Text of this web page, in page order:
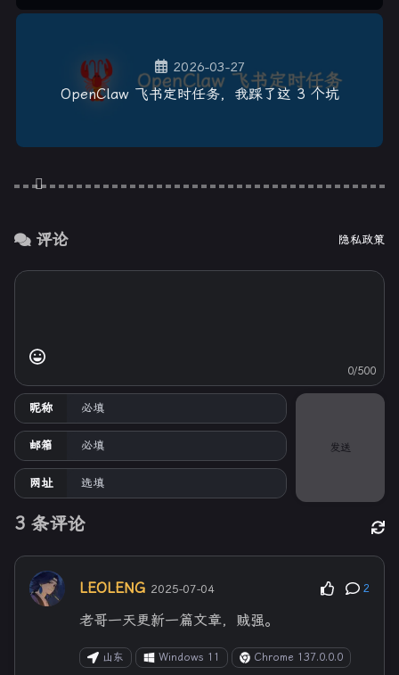
2026-03-27
OpenClaw 飞书定时任务，我踩了这 3 个坑
评论 隐私政策
昵称
邮箱
网址
0/500
发送
3 条评论
LEOLENG 2025-07-04 2
老哥一天更新一篇文章，贼强。
山东 Windows 11 Chrome 137.0.0.0